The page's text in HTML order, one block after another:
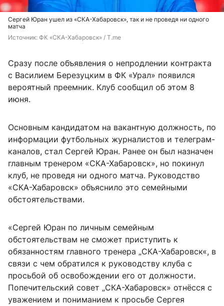
Сергей Юран ушел из «СКА-Хабаровск», так и не проведя ни одного
матча
Источник: ФК «СКА-Хабаровск» / T.me
Сразу после объявления о непродлении контракта
с Василием Березуцким в ФК «Урал» появился
вероятный преемник. Клуб сообщил об этом 8
июня.
Основным кандидатом на вакантную должность, по
информации футбольных журналистов и телеграм-
каналов, стал Сергей Юран. Ранее он был назначен
главным тренером «СКА-Хабаровск», но покинул
клуб, не проведя ни одного матча. Руководство
«СКА-Хабаровск» объяснило это семейными
обстоятельствами.
«Сергей Юран по личным семейным
обстоятельствам не сможет приступить к
обязанностям главного тренера „СКА-Хабаровск«, в
связи с чем обратился к руководству клуба с
просьбой об освобождении его от должности.
Попечительский совет „СКА-Хабаровск» отнёсся с
уважением и пониманием к просьбе Сергея